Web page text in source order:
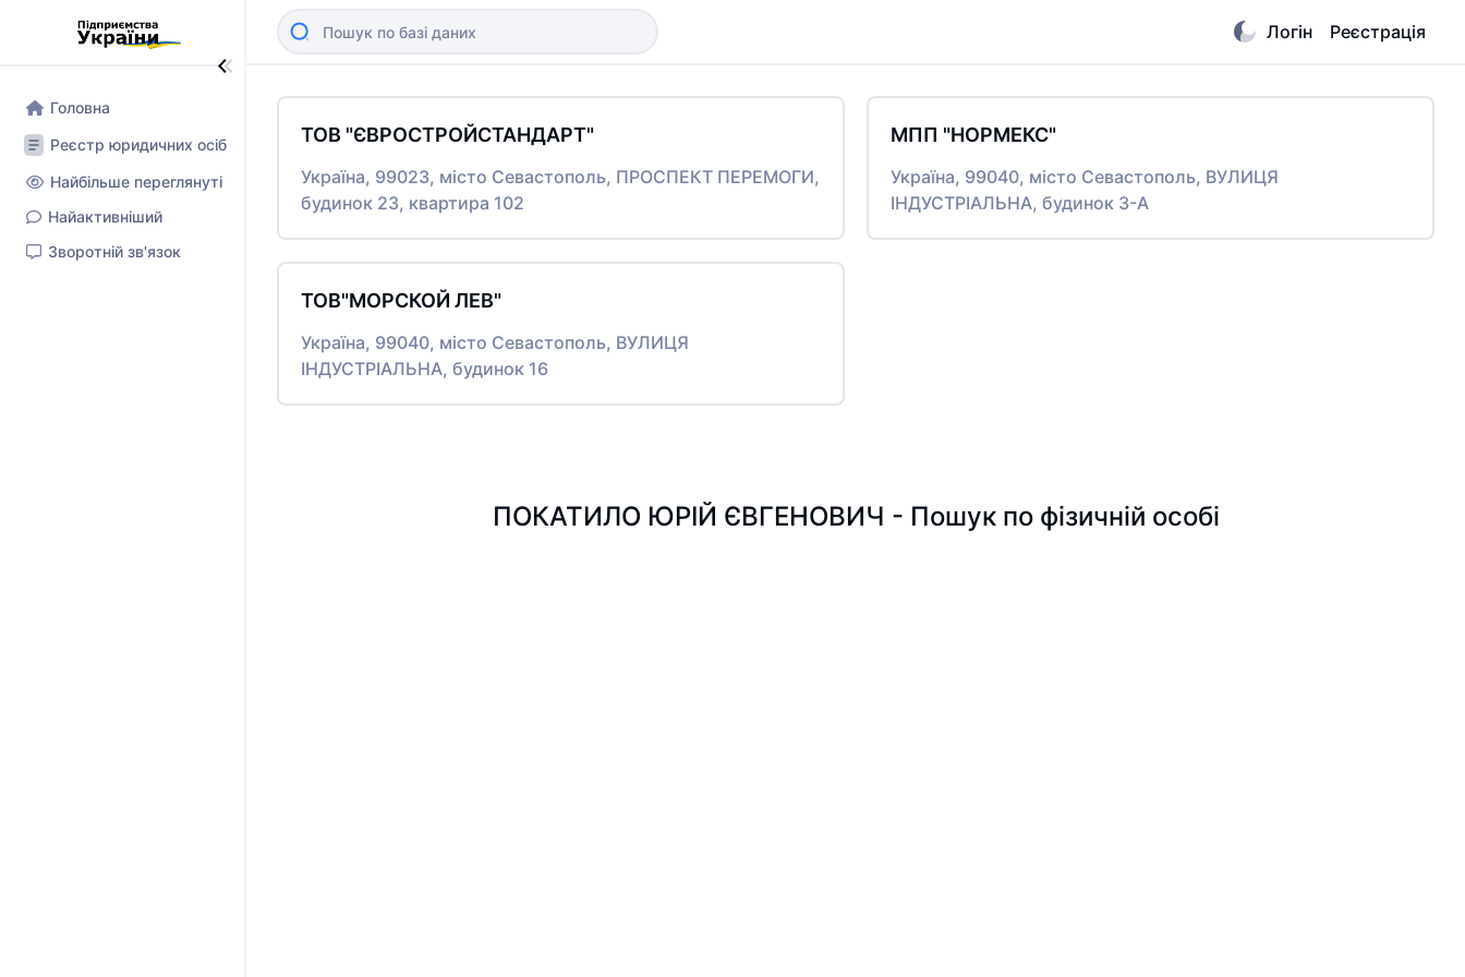
Головна
Реєстр юридичних осіб
Найбільше переглянуті
Найактивніший
Зворотній зв'язок
Логін Реєстрація
ТОВ "ЄВРОСТРОЙСТАНДАРТ"
Україна, 99023, місто Севастополь, ПРОСПЕКТ ПЕРЕМОГИ,
будинок 23, квартира 102
МПП "НОРМЕКС"
Україна, 99040, місто Севастополь, ВУЛИЦЯ
ІНДУСТРІАЛЬНА, будинок 3-А
ТОВ"МОРСКОЙ ЛЕВ"
Україна, 99040, місто Севастополь, ВУЛИЦЯ
ІНДУСТРІАЛЬНА, будинок 16
ПОКАТИЛО ЮРІЙ ЄВГЕНОВИЧ - Пошук по фізичній особі